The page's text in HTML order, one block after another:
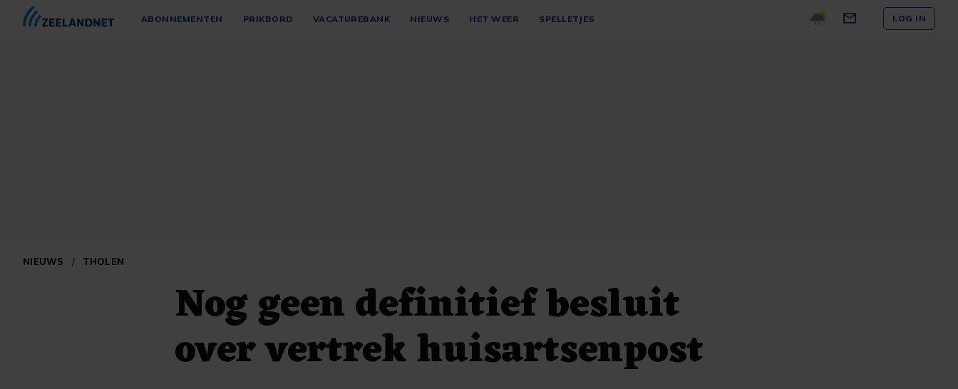
ABONNEMENTEN PRIKBORD VACATUREBANK NIEUWS HET WEER SPELLETJES LOG IN
NIEUWS / THOLEN
Nog geen definitief besluit
over vertrek huisartsenpost